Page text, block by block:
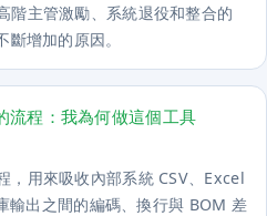
階主管激勵、系統退役和整合的
增加的原因。
流程：我為何做這個工具
，用來吸收內部系統 CSV、Excel
出之間的編碼、換行與 BOM 差